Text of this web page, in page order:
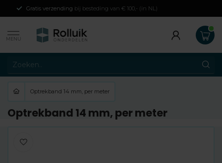
Gratis verzending bij besteding van € 100,- (in NL)
MENU
Optrekband 14 mm, per meter
Optrekband 14 mm, per meter